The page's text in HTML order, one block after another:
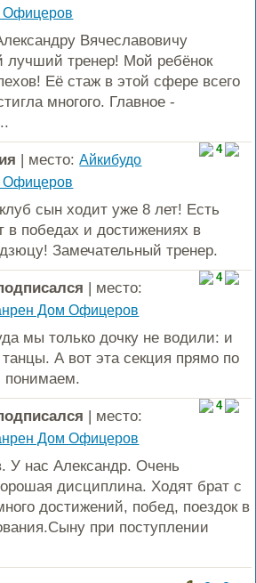
Вячеславовичу
лучший тренер! Мой ребёнок
Её стаж в этой сфере всего
многого. Главное -
4
| место:Айкибудо
сын ходит уже 8 лет! Есть
в победах и достижениях в
Замечательный тренер.
4
| место:
Дом Офицеров
мы только дочку не водили: и
танцы. А вот эта секция прямо по
понимаем.
4
| место:
Дом Офицеров
У нас Александр. Очень
дисциплина. Ходят брат с
достижений, побед, поездок в
при поступлении